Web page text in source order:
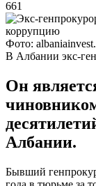
661
Фото:
В Албании экс-
Он
Албании.
Бывший